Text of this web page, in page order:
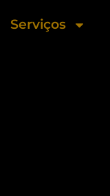
Serviços